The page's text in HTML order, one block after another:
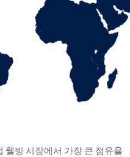
웰빙 시장에서 가장 큰 점유율